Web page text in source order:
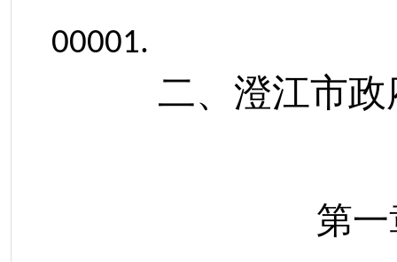
00001.
二、澄江市
第